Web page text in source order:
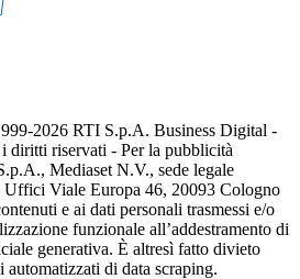
2026 RTI S.p.A. Business Digital -
diritti riservati - Per la pubblicità
Mediaset N.V., sede legale
Uffici Viale Europa 46, 20093 Cologno
e ai dati personali trasmessi e/o
funzionale all’addestramento di
generativa. È altresì fatto divieto
automatizzati di data scraping.